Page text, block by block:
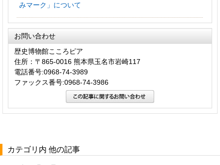
みマーク」について
お問い合わせ
歴史博物館こころピア
住所：〒865-0016 熊本県玉名市岩崎117
電話番号:0968-74-3989
ファックス番号:0968-74-3986
カテゴリ内 他の記事